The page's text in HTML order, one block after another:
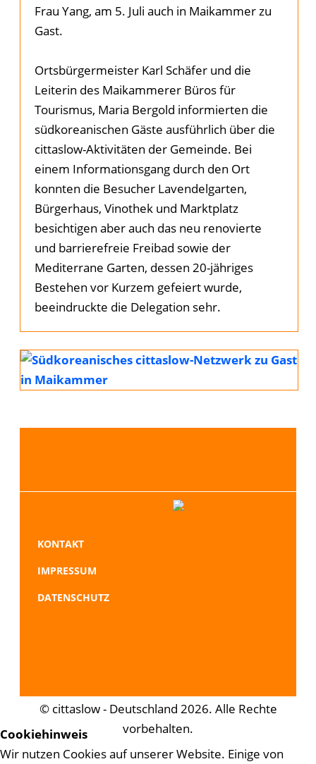
Frau Yang, am 5. Juli auch in Maikammer zu
Gast.
Ortsbürgermeister Karl Schäfer und die
Leiterin des Maikammerer Büros für
Tourismus, Maria Bergold informierten die
südkoreanischen Gäste ausführlich über die
cittaslow-Aktivitäten der Gemeinde. Bei
einem Informationsgang durch den Ort
konnten die Besucher Lavendelgarten,
Bürgerhaus, Vinothek und Marktplatz
besichtigen aber auch das neu renovierte
und barrierefreie Freibad sowie der
Mediterrane Garten, dessen 20-jähriges
Bestehen vor Kurzem gefeiert wurde,
beeindruckte die Delegation sehr.
NAVIGATION
KONTAKT
IMPRESSUM
DATENSCHUTZ
© cittaslow - Deutschland 2026. Alle Rechte
vorbehalten.
Cookiehinweis
Wir nutzen Cookies auf unserer Website. Einige von